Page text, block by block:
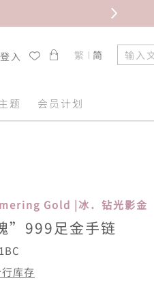
入 繁 简
题 会员计划
Gold |冰．钻光影金
足金手链
库存